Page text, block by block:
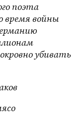
поэта
время войны
убивать